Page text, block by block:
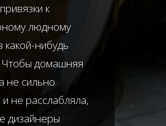
к
людному
какой-нибудь
Чтобы домашняя
не сильно
и не расслабляла,
дизайнеры